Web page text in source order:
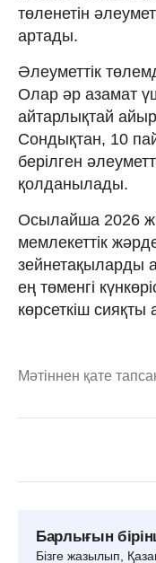
төленетін
артады.
Әлеуметтік
Олар әр азамат
айтарлықтай
Сондықтан, 10
берілген
қолданылады.
Осылайша 2026
мемлекеттік
зейнетақыларды
ең төменгі
көрсеткіш сияқты
Мәтіннен қате
Барлығын
Бізге жазылып,